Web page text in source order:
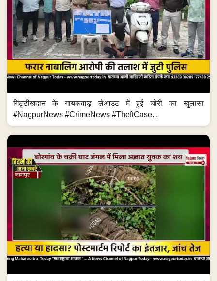
गिट्टीखदान के गायकवाड़ लेआउट में हुई चोरी का खुलासा
#NagpurNews #CrimeNews #TheftCase...